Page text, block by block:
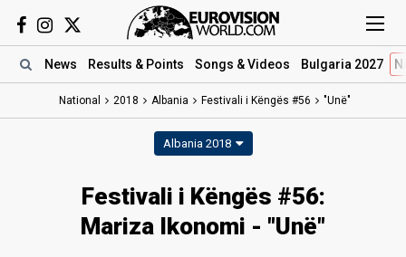
News Results & Points Songs & Videos Bulgaria 2027
National 2018 Albania Festivali i Këngës #56 "Unë"
Albania 2018
Festivali i Këngës #56:
Mariza Ikonomi - "Unë"